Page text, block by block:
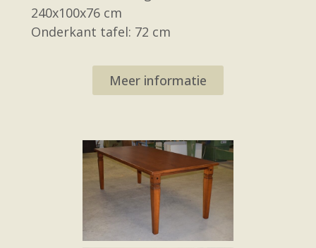
240x100x76 cm
Onderkant tafel: 72 cm
Meer informatie